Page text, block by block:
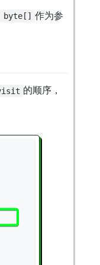
byte[] 作为参
的顺序，